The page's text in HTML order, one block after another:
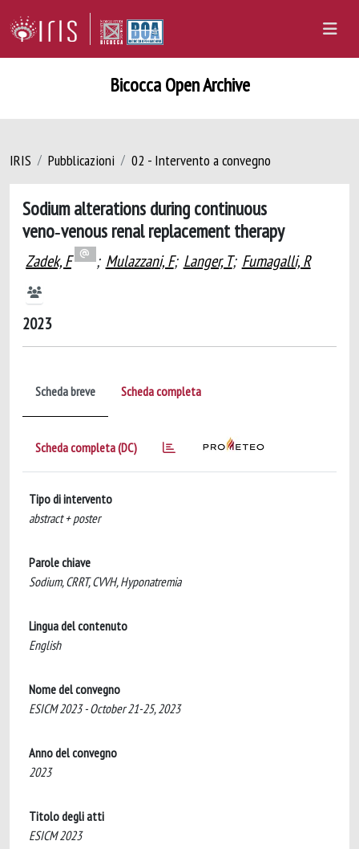
Bicocca Open Archive
IRIS Pubblicazioni 02 - Intervento a convegno
Sodium alterations during continuous
veno‑venous renal replacement therapy
Zadek, F ; Mulazzani, F; Langer, T; Fumagalli, R
2023
Scheda breve Scheda completa
Scheda completa (DC)
Tipo di intervento
abstract + poster
Parole chiave
Sodium, CRRT, CVVH, Hyponatremia
Lingua del contenuto
English
Nome del convegno
ESICM 2023 - October 21-25, 2023
Anno del convegno
2023
Titolo degli atti
ESICM 2023